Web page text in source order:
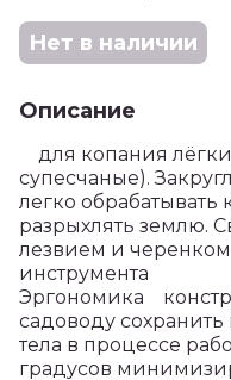
Нет в наличии
Описание
для копания
супесчаные).
легко обрабатывать
разрыхлять землю.
лезвием и черенком
инструмента
Эргономика
садоводу
тела в процессе
градусов